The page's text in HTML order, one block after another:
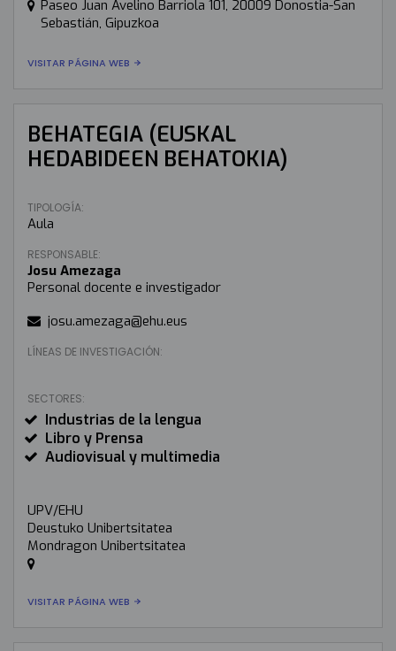
Paseo Juan Avelino Barriola 101, 20009 Donostia-San
Sebastián, Gipuzkoa
VISITAR PÁGINA WEB
BEHATEGIA (EUSKAL
HEDABIDEEN BEHATOKIA)
TIPOLOGÍA:
Aula
RESPONSABLE:
Josu Amezaga
Personal docente e investigador
josu.amezaga@ehu.eus
LÍNEAS DE INVESTIGACIÓN:
SECTORES:
Industrias de la lengua
Libro y Prensa
Audiovisual y multimedia
UPV/EHU
Deustuko Unibertsitatea
Mondragon Unibertsitatea
VISITAR PÁGINA WEB